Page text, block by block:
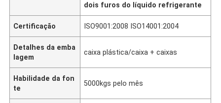
dois furos do líquido refrigerante
Certificação ISO9001:2008 ISO14001:2004
Detalhes da emba
lagem
caixa plástica/caixa + caixas
Habilidade da fon
te
5000kgs pelo mês